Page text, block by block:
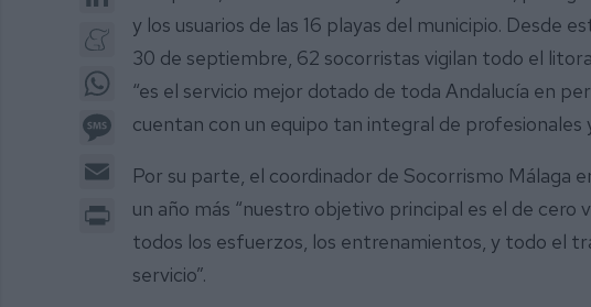
Meneame
Message
Print
y los usuarios de las 16 playas del municipio. Desde
30 de septiembre, 62 socorristas vigilan todo el
“es el servicio mejor dotado de toda Andalucía en
cuentan con un equipo tan integral de profesionales
Por su parte, el coordinador de Socorrismo Málaga
un año más “nuestro objetivo principal es el de cero
todos los esfuerzos, los entrenamientos, y todo el
servicio”.